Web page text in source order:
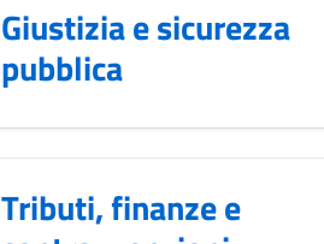
Giustizia e sicurezza
pubblica
Tributi, finanze e